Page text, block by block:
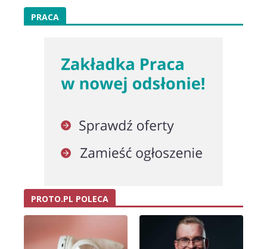
PRACA
PROTO.PL POLECA